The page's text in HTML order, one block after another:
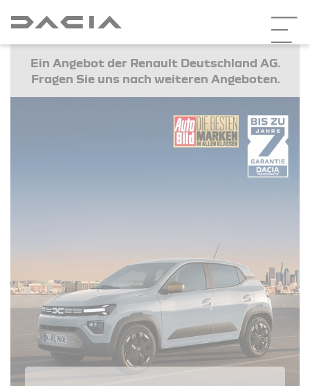
Ein Angebot der Renault Deutschland AG.
Fragen Sie uns nach weiteren Angeboten.